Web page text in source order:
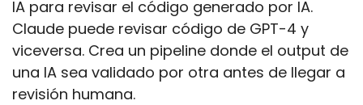
IA para revisar el código generado por IA.
Claude puede revisar código de GPT-4 y
viceversa. Crea un pipeline donde el output de
una IA sea validado por otra antes de llegar a
revisión humana.